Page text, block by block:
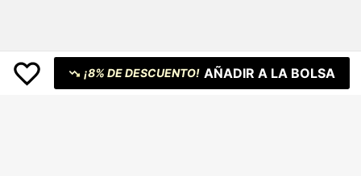
¡8% DE DESCUENTO! AÑADIR A LA BOLSA